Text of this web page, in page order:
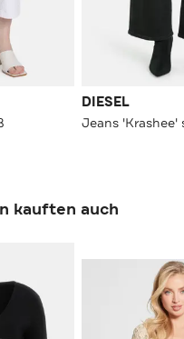
DIESEL
Jeans 'Krashee'
kauften auch